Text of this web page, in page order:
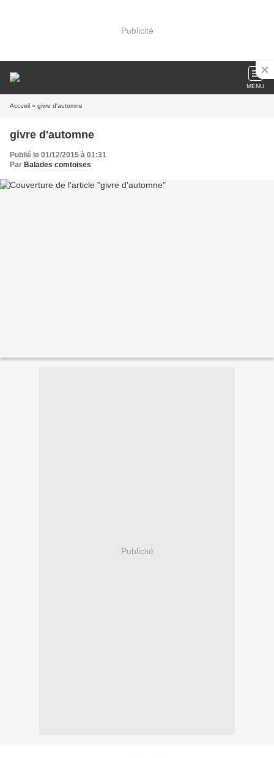
Publicité
MENU
Accueil » givre d'automne
givre d'automne
Publié le 01/12/2015 à 01:31
Par Balades comtoises
Publicité